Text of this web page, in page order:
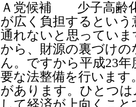
Ａ党候補 少子高齢
が広く負担するとい
通れないと思ってい
から、財源の裏づけ
ん。ですから平成23
要な法整備を行います
があります。ひとつ
して経済が上向くこ